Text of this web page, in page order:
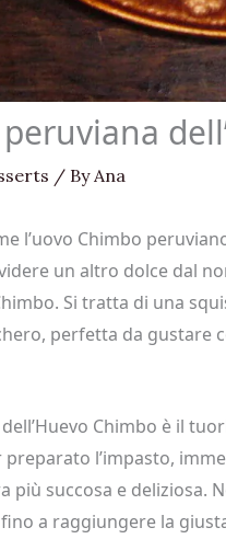
/ ByAna
l’uovo Chimbo
un altro dolce dal
Si tratta di una
perfetta da gustare
dell’Huevo Chimbo è il
preparato l’impasto,
più succosa e deliziosa.
a raggiungere la